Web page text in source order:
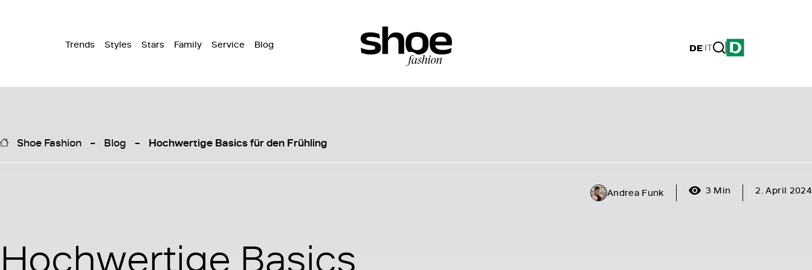
Trends Styles Stars Family Service Blog DE|IT
Shoe Fashion Blog Hochwertige Basics für den Frühling
Andrea Funk 3 Min 2. April 2024
Hochwertige Basics